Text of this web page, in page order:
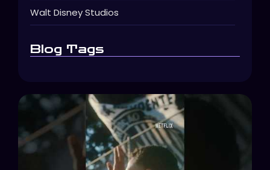
Walt Disney Studios
Blog Tags